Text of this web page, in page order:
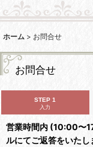
ホーム > お問合せ
お問合せ
STEP 1
入力
営業時間内 (10:00〜
ルにてご返答をいたし